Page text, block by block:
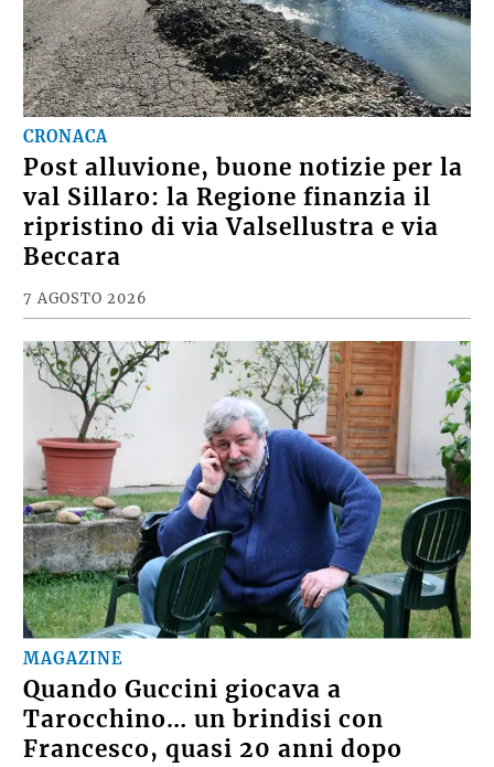
CRONACA
Post alluvione, buone notizie per la
val Sillaro: la Regione finanzia il
ripristino di via Valsellustra e via
Beccara
7 AGOSTO 2026
MAGAZINE